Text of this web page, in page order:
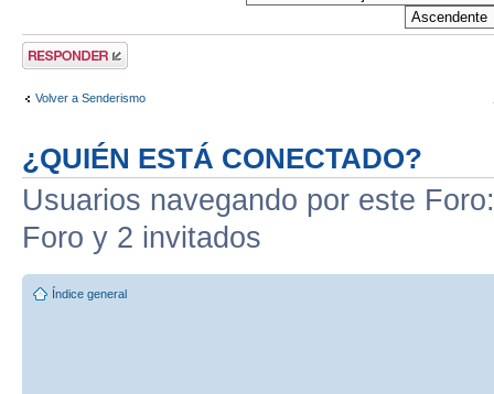
Publicar una
respuesta
Volver a Senderismo
¿QUIÉN ESTÁ CONECTADO?
Usuarios navegando por este
Foro y 2 invitados
Índice general